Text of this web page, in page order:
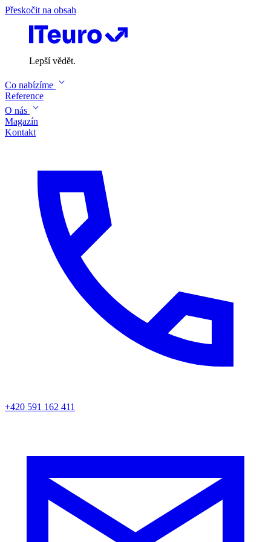
Přeskočit na obsah
Lepší vědět.
Co nabízíme
Reference
O nás
Magazín
Kontakt
+420 591 162 411